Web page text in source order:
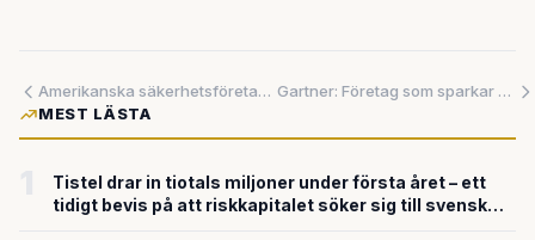
Amerikanska säkerhetsföretag satsar hundratals miljoner på AI – utmanar svenska företag
Gartner: Företag som sparkar personal efter AI-satsningar får sämre resultat
MEST LÄSTA
Tistel drar in tiotals miljoner under första året – ett
tidigt bevis på att riskkapitalet söker sig till svensk